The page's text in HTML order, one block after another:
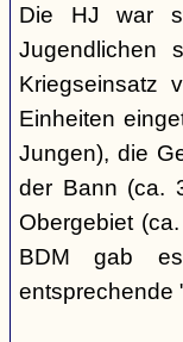
Die HJ war
Jugendlichen
Kriegseinsatz
Einheiten
Jungen), die
der Bann (ca.
Obergebiet
BDM gab
entsprechende